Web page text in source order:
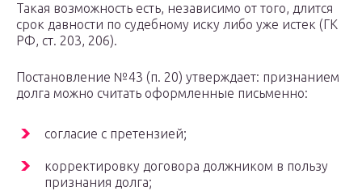
Такая возможность есть, независимо от того, длится
срок давности по судебному иску либо уже истек (ГК
РФ, ст. 203, 206).
Постановление №43 (п. 20) утверждает: признанием
долга можно считать оформленные письменно:
согласие с претензией;
корректировку договора должником в пользу
признания долга;